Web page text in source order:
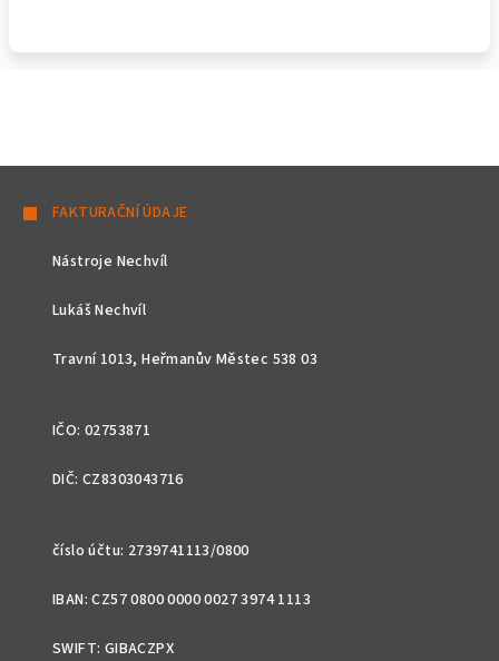
FAKTURAČNÍ ÚDAJE
Nástroje Nechvíl
Lukáš Nechvíl
Travní 1013, Heřmanův Městec 538 03
IČO: 02753871
DIČ: CZ8303043716
číslo účtu: 2739741113/0800
IBAN: CZ57 0800 0000 0027 3974 1113
SWIFT: GIBACZPX